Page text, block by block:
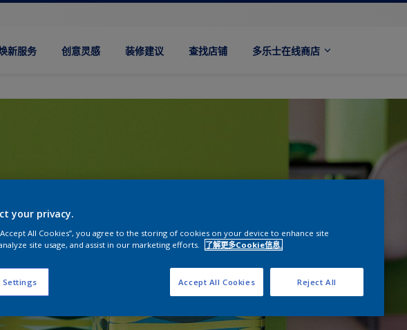
新服务 创意灵感 装修建议 查找店铺 多乐士在线商店
your privacy.
All Cookies”, you agree to the storing of cookies on your device to enhance site
site usage, and assist in our marketing efforts.
了解更多Cookie信息.
Settings Reject All
Accept All Cookies